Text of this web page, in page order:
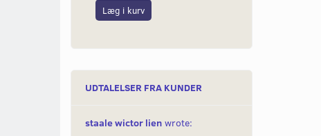
Læg i kurv
UDTALELSER FRA KUNDER
staale wictor lien wrote: